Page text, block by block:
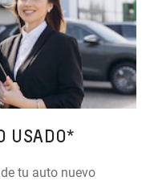
USADO*
tu auto nuevo